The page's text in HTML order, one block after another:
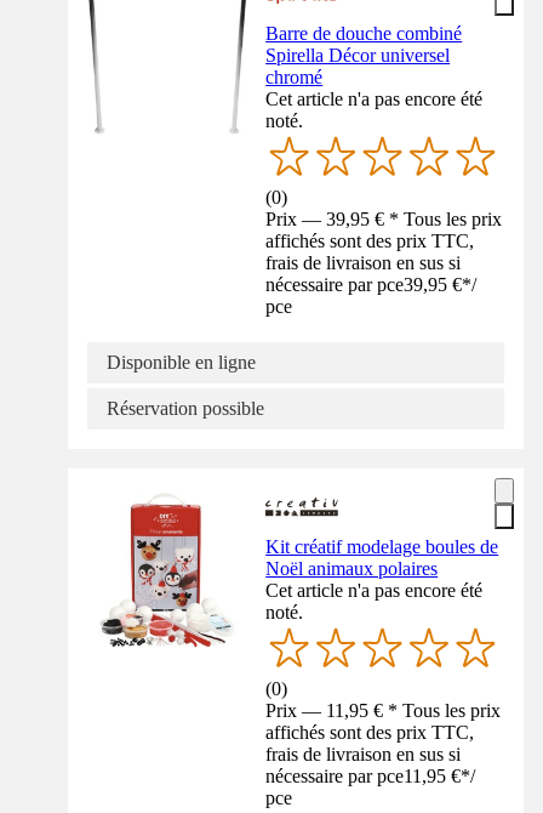
Barre de douche combiné
Spirella Décor universel
chromé
Cet article n'a pas encore été
noté.
(0)
Prix — 39,95 € * Tous les prix
affichés sont des prix TTC,
frais de livraison en sus si
nécessaire par pce39,95 €*/
pce
Disponible en ligne
Réservation possible
Kit créatif modelage boules de
Noël animaux polaires
Cet article n'a pas encore été
noté.
(0)
Prix — 11,95 € * Tous les prix
affichés sont des prix TTC,
frais de livraison en sus si
nécessaire par pce11,95 €*/
pce